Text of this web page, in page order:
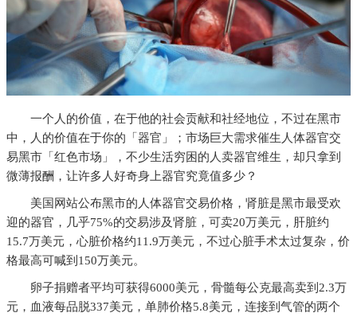
一个人的价值，在于他的社会贡献和社经地位，不过在黑市
中，人的价值在于你的「器官」；市场巨大需求催生人体器官交
易黑市「红色市场」，不少生活穷困的人卖器官维生，却只拿到
微薄报酬，让许多人好奇身上器官究竟值多少？
美国网站公布黑市的人体器官交易价格，肾脏是黑市最受欢
迎的器官，几乎75%的交易涉及肾脏，可卖20万美元，肝脏约
15.7万美元，心脏价格约11.9万美元，不过心脏手术太过复杂，价
格最高可喊到150万美元。
卵子捐赠者平均可获得6000美元，骨髓每公克最高卖到2.3万
元，血液每品脱337美元，单肺价格5.8美元，连接到气管的两个